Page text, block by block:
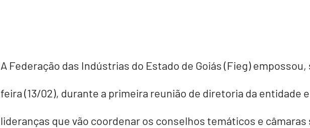
A Federação das Indústrias do Estado de Goiás (Fieg)
feira (13/02), durante a primeira reunião de diretoria da entidade
lideranças que vão coordenar os conselhos temáticos e câmaras